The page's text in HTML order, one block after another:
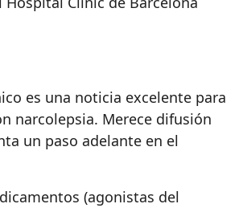
es una noticia excelente para
narcolepsia. Merece difusión
un paso adelante en el
(agonistas del